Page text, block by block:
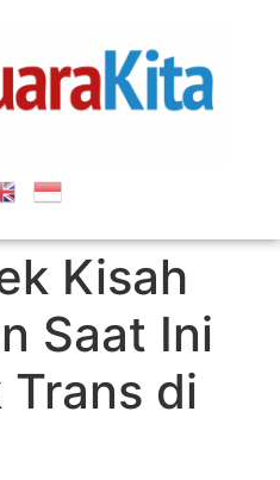
Kisah
Saat Ini
di